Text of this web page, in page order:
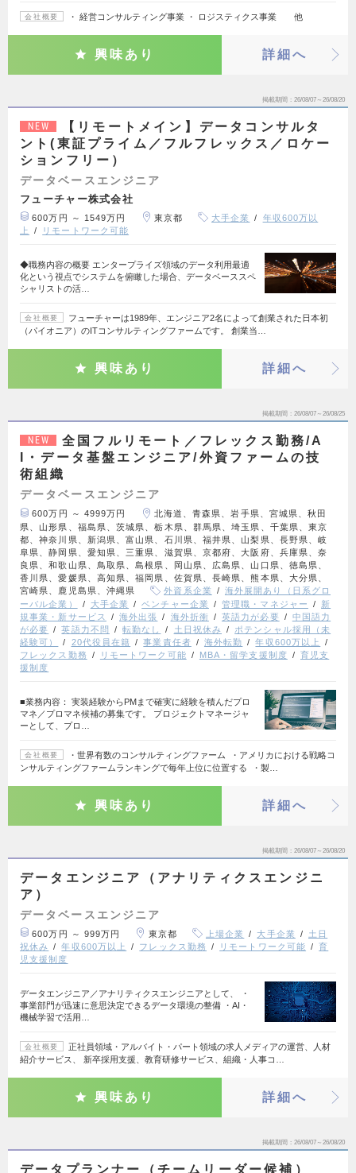
会社概要 ・ 経営コンサルティング事業 ・ ロジスティクス事業 他
興味あり 詳細へ
掲載期間 26/08/07～26/08/20
NEW
【リモートメイン】データコンサルタ
ント(東証プライム／フルフレックス／ロケー
ションフリー）
データベースエンジニア
フューチャー株式会社
600万円 ～ 1549万円 東京都 大手企業
年収600万以
上
リモートワーク可能
◆職務内容の概要 エンタープライズ領域のデータ利用最適
化という視点でシステムを俯瞰した場合、データベーススペ
シャリストの活…
会社概要
フューチャーは1989年、エンジニア2名によって創業された日本初
（パイオニア）のITコンサルティングファームです。 創業当…
興味あり 詳細へ
掲載期間 26/08/07～26/08/25
NEW
全国フルリモート／フレックス勤務/A
I・データ基盤エンジニア/外資ファームの技
術組織
データベースエンジニア
600万円 ～ 4999万円
北海道、青森県、岩手県、宮城県、秋田
県、山形県、福島県、茨城県、栃木県、群馬県、埼玉県、千葉県、東京
都、神奈川県、新潟県、富山県、石川県、福井県、山梨県、長野県、岐
阜県、静岡県、愛知県、三重県、滋賀県、京都府、大阪府、兵庫県、奈
良県、和歌山県、鳥取県、島根県、岡山県、広島県、山口県、徳島県、
香川県、愛媛県、高知県、福岡県、佐賀県、長崎県、熊本県、大分県、
宮崎県、鹿児島県、沖縄県
外資系企業
海外展開あり（日系グロ
ーバル企業）
大手企業 ベンチャー企業 管理職・マネジャー
新
規事業・新サービス
海外出張 海外折衝 英語力が必要
中国語力
が必要
英語力不問 転勤なし 土日祝休み
ポテンシャル採用（未
経験可）
20代役員在籍 事業責任者 海外転勤
年収600万以上
フレックス勤務
リモートワーク可能 MBA・留学支援制度
育児支
援制度
■業務内容： 実装経験からPMまで確実に経験を積んだプロ
マネ／プロマネ候補の募集です。 プロジェクトマネージャ
ーとして、プロ…
会社概要
・世界有数のコンサルティングファーム ・アメリカにおける戦略コ
ンサルティングファームランキングで毎年上位に位置する ・製…
興味あり 詳細へ
掲載期間 26/08/07～26/08/20
データエンジニア（アナリティクスエンジニ
ア）
データベースエンジニア
600万円 ～ 999万円 東京都 上場企業 大手企業
土日
祝休み
年収600万以上 フレックス勤務 リモートワーク可能
育
児支援制度
データエンジニア／アナリティクスエンジニアとして、 ・
事業部門が迅速に意思決定できるデータ環境の整備 ・AI・
機械学習で活用…
会社概要
正社員領域・アルバイト・パート領域の求人メディアの運営、人材
紹介サービス、 新卒採用支援、教育研修サービス、組織・人事コ…
興味あり 詳細へ
掲載期間 26/08/07～26/08/20
データプランナー（チームリーダー候補）